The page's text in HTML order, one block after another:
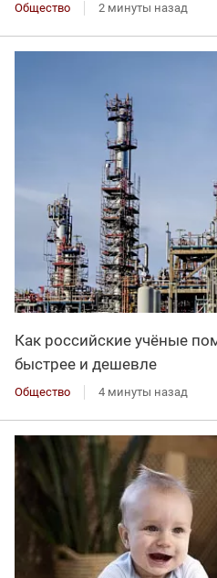
Общество 2 минуты назад
Как российские учёные
быстрее и дешевле
Общество 4 минуты назад